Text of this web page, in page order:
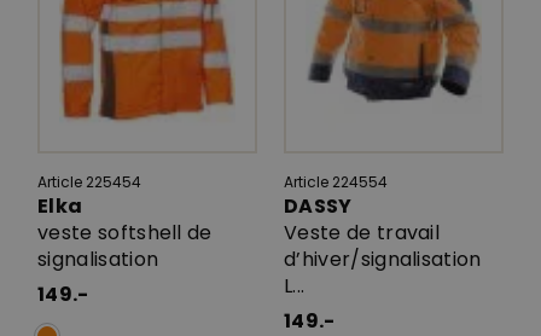
Article 225454
Elka
veste softshell de
signalisation
149.-
Article 224554
DASSY
Veste de travail
d’hiver/signalisation
L...
149.-